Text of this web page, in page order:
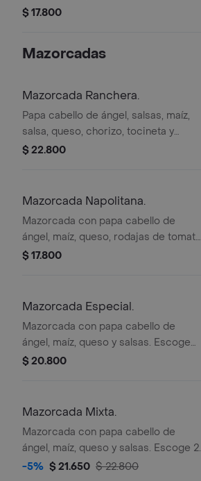
$ 17.800
Mazorcadas
Mazorcada Ranchera.
Papa cabello de ángel, salsas, maíz,
salsa, queso, chorizo, tocineta y
jamón y acompañada de papas en
$ 22.800
Mazorcada Napolitana.
Mazorcada con papa cabello de
ángel, maíz, queso, rodajas de tomate,
orégano y salsas. Incluye papas en
$ 17.800
Mazorcada Especial.
Mazorcada con papa cabello de
ángel, maíz, queso y salsas. Escoge
entre pollo, carne, tocineta, chorizo o
$ 20.800
Mazorcada Mixta.
Mazorcada con papa cabello de
ángel, maíz, queso y salsas. Escoge 2
opciones: pollo, carne, tocineta o
-5% $ 21.650 $ 22.800